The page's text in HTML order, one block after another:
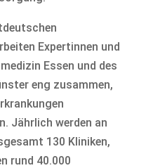
Expertinnen und
Essen und des
eng zusammen,
Jährlich werden an
130 Kliniken,
rund 40.000